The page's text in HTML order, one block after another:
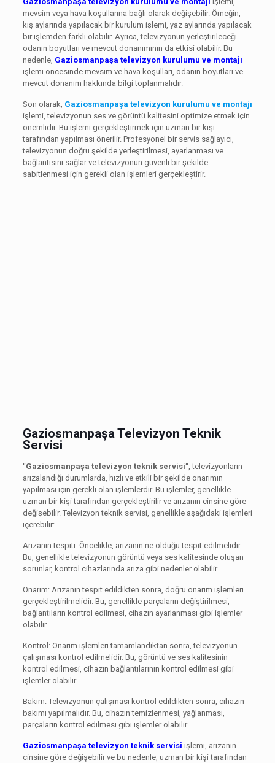
mevsim veya hava koşullarına bağlı olarak değişebilir. Örneğin,
kış aylarında yapılacak bir kurulum işlemi, yaz aylarında yapılacak
bir işlemden farklı olabilir. Ayrıca, televizyonun yerleştirileceği
odanın boyutları ve mevcut donanımının da etkisi olabilir. Bu
nedenle, Gaziosmanpaşa televizyon kurulumu ve montajı
işlemi öncesinde mevsim ve hava koşulları, odanın boyutları ve
mevcut donanım hakkında bilgi toplanmalıdır.
Son olarak, Gaziosmanpaşa televizyon kurulumu ve montajı
işlemi, televizyonun ses ve görüntü kalitesini optimize etmek için
önemlidir. Bu işlemi gerçekleştirmek için uzman bir kişi
tarafından yapılması önerilir. Profesyonel bir servis sağlayıcı,
televizyonun doğru şekilde yerleştirilmesi, ayarlanması ve
bağlantısını sağlar ve televizyonun güvenli bir şekilde
sabitlenmesi için gerekli olan işlemleri gerçekleştirir.
Gaziosmanpaşa Televizyon Teknik
Servisi
“Gaziosmanpaşa televizyon teknik servisi“, televizyonların
arızalandığı durumlarda, hızlı ve etkili bir şekilde onarımın
yapılması için gerekli olan işlemlerdir. Bu işlemler, genellikle
uzman bir kişi tarafından gerçekleştirilir ve arızanın cinsine göre
değişebilir. Televizyon teknik servisi, genellikle aşağıdaki işlemleri
içerebilir:
Arızanın tespiti: Öncelikle, arızanın ne olduğu tespit edilmelidir.
Bu, genellikle televizyonun görüntü veya ses kalitesinde oluşan
sorunlar, kontrol cihazlarında arıza gibi nedenler olabilir.
Onarım: Arızanın tespit edildikten sonra, doğru onarım işlemleri
gerçekleştirilmelidir. Bu, genellikle parçaların değiştirilmesi,
bağlantıların kontrol edilmesi, cihazın ayarlanması gibi işlemler
olabilir.
Kontrol: Onarım işlemleri tamamlandıktan sonra, televizyonun
çalışması kontrol edilmelidir. Bu, görüntü ve ses kalitesinin
kontrol edilmesi, cihazın bağlantılarının kontrol edilmesi gibi
işlemler olabilir.
Bakım: Televizyonun çalışması kontrol edildikten sonra, cihazın
bakımı yapılmalıdır. Bu, cihazın temizlenmesi, yağlanması,
parçaların kontrol edilmesi gibi işlemler olabilir.
Gaziosmanpaşa televizyon teknik servisi işlemi, arızanın
cinsine göre değişebilir ve bu nedenle, uzman bir kişi tarafından